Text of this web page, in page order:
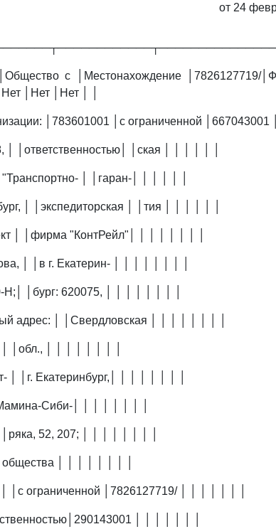
от 24
с │Местонахождение │7826127719/
│Нет │Нет │ │
│783601001 │с ограниченной │667043001
│ │ответственностью│ │ская │ │ │ │ │ │
│ │гаран-│ │ │ │ │ │
│ │экспедиторская │ │тия │ │ │ │ │ │
│ │фирма "КонтРейл"│ │ │ │ │ │ │ │
│ │в г. Екатерин- │ │ │ │ │ │ │ │
│бург: 620075, │ │ │ │ │ │ │ │
адрес: │ │Свердловская │ │ │ │ │ │ │ │
│обл., │ │ │ │ │ │ │ │
│ │г. Екатеринбург,│ │ │ │ │ │ │ │
Сиби-│ │ │ │ │ │ │ │
52, 207; │ │ │ │ │ │ │ │
│ │ │ │ │ │ │ │
ограниченной │7826127719/ │ │ │ │ │ │ │
│ │ │ │ │ │ │